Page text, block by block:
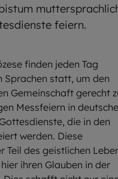
feiern.
finden jeden Tag
Sprachen statt, um den
Gemeinschaft gerecht
Messfeiern in
die in den
werden. Diese
Teil des geistlichen
ihren Glauben in der